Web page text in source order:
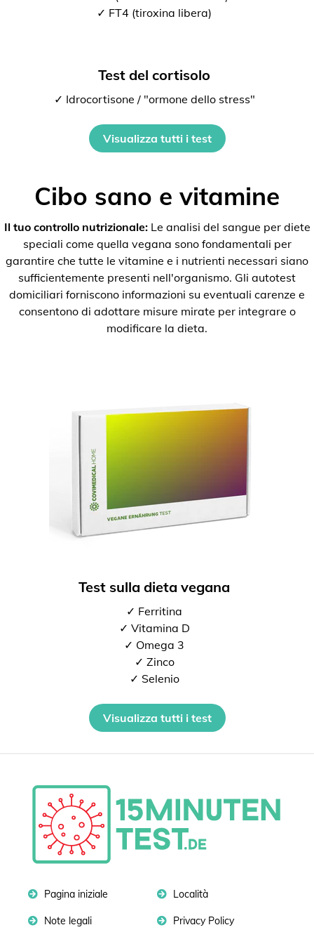
✓ FT4 (tiroxina libera)
Test del cortisolo
✓ Idrocortisone / "ormone dello stress"
Visualizza tutti i test
Cibo sano e vitamine
Il tuo controllo nutrizionale:Le analisi del sangue per diete
speciali come quella vegana sono fondamentali per
garantire che tutte le vitamine e i nutrienti necessari siano
sufficientemente presenti nell'organismo. Gli autotest
domiciliari forniscono informazioni su eventuali carenze e
consentono di adottare misure mirate per integrare o
modificare la dieta.
Test sulla dieta vegana
✓ Ferritina
✓ Vitamina D
✓ Omega 3
✓ Zinco
✓ Selenio
Visualizza tutti i test
Pagina iniziale Località
Note legali Privacy Policy